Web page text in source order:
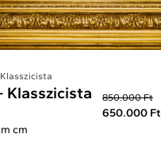
Klasszicista
Klasszicista
850.000 Ft
650.000 Ft
cm